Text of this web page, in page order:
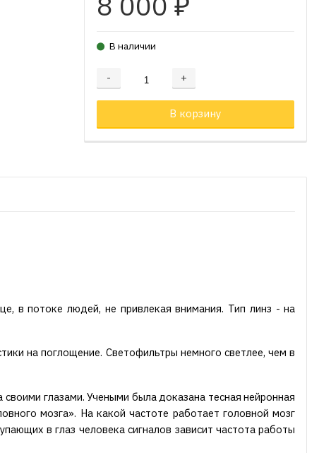
₽
В наличии
- +
Добавляется...
В корзину
Добавлен
в потоке людей, не привлекая внимания. Тип линз - на
на поглощение. Светофильтры немного светлее, чем в
глазами. Учеными была доказана тесная нейронная
мозга». На какой частоте работает головной мозг
в глаз человека сигналов зависит частота работы